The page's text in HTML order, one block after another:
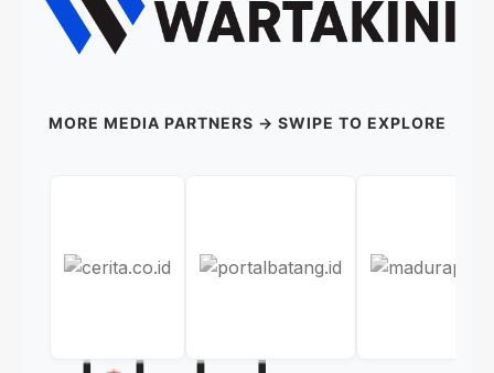
MORE MEDIA PARTNERS → SWIPE TO EXPLORE